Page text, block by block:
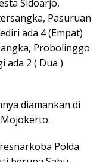
Sidoarjo,
Pasuruan
ada 4 (Empat)
Probolinggo
ada 2 ( Dua )
diamankan di
Polda